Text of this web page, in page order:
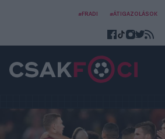
#FRADI #ÁTIGAZOLÁSOK